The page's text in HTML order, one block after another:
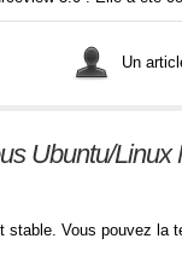
Un
Ubuntu/Linux
stable. Vous pouvez la